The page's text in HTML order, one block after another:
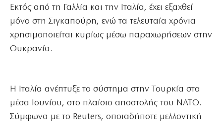
Εκτός από τη Γαλλία και την Ιταλία, έχει εξαχθεί
μόνο στη Σιγκαπούρη, ενώ τα τελευταία χρόνια
χρησιμοποιείται κυρίως μέσω παραχωρήσεων στην
Ουκρανία.
Η Ιταλία ανέπτυξε το σύστημα στην Τουρκία στα
μέσα Ιουνίου, στο πλαίσιο αποστολής του ΝΑΤΟ.
Σύμφωνα με το Reuters, οποιαδήποτε μελλοντική